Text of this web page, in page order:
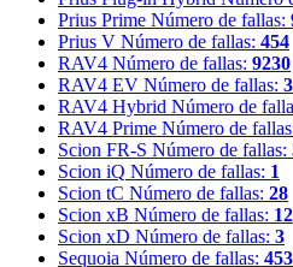
Prius Prime Número de fallas:
Prius V Número de fallas: 454
RAV4 Número de fallas: 9230
RAV4 EV Número de fallas:
RAV4 Hybrid Número de
RAV4 Prime Número de
Scion FR-S Número de fallas:
Scion iQ Número de fallas: 1
Scion tC Número de fallas: 28
Scion xB Número de fallas: 12
Scion xD Número de fallas: 3
Sequoia Número de fallas: